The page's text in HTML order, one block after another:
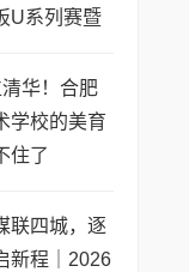
U系列赛暨
常熟站）即
华！合肥
学校的美育
住了
联四城，逐
新程｜2026